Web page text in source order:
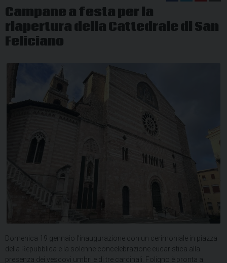
Campane a festa per la
riapertura della Cattedrale di San
Feliciano
Domenica 19 gennaio l’inaugurazione con un cerimoniale in piazza
della Repubblica e la solenne concelebrazione eucaristica alla
presenza dei vescovi umbri e di tre cardinali. Foligno è pronta a